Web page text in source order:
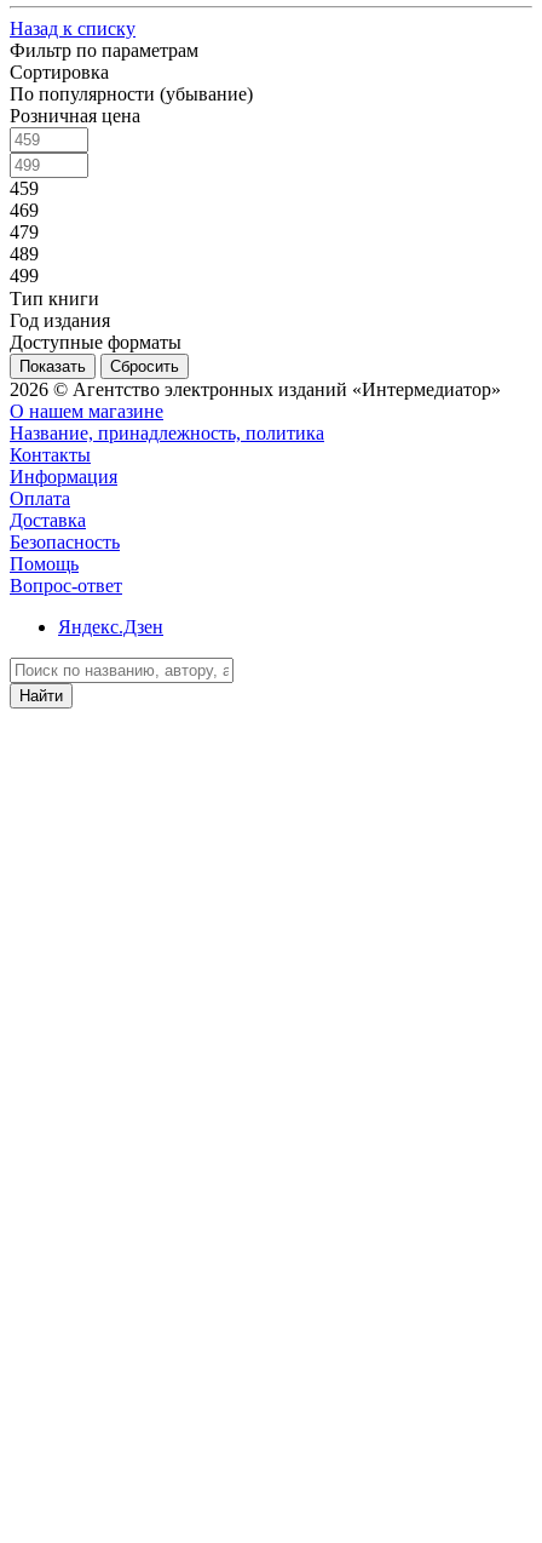
Назад к списку
Фильтр по параметрам
Сортировка
По популярности (убывание)
Розничная цена
459
469
479
489
499
Тип книги
Год издания
Доступные форматы
Сбросить
2026 © Агентство электронных изданий «Интермедиатор»
О нашем магазине
Название, принадлежность, политика
Контакты
Информация
Оплата
Доставка
Безопасность
Помощь
Вопрос-ответ
Яндекс.Дзен
Найти